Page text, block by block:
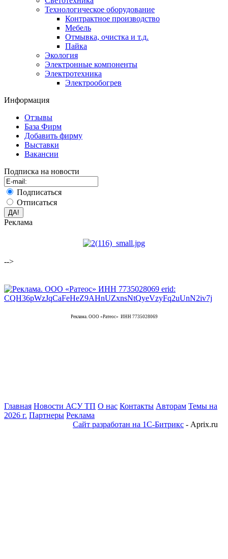
Технологическое оборудование
Контрактное производство
Мебель
Отмывка, очистка и т.д.
Пайка
Экология
Электронные компоненты
Электротехника
Электрообогрев
Информация
Отзывы
База Фирм
Добавить фирму
Выставки
Вакансии
Подписка на новости
Подписаться
Отписаться
Реклама
-->
Реклама. ООО «Ратеос» ИНН 7735028069
Главная Новости АСУ ТП О нас Контакты Авторам Темы на
2026 г. Партнеры Реклама
Сайт разработан на 1С-Битрикс - Aprix.ru